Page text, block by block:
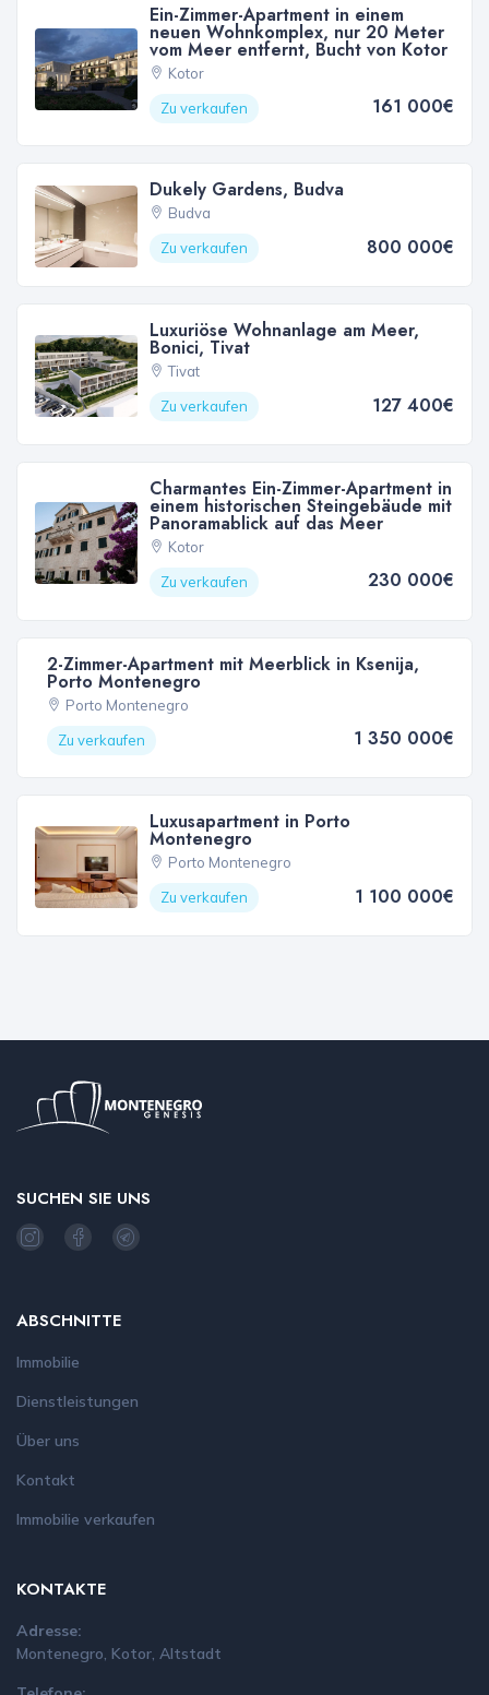
Ein-Zimmer-Apartment in einem
neuen Wohnkomplex, nur 20 Meter
vom Meer entfernt, Bucht von Kotor
Kotor
Zu verkaufen
161 000€
Dukely Gardens, Budva
Budva
Zu verkaufen
800 000€
Luxuriöse Wohnanlage am Meer,
Bonici, Tivat
Tivat
Zu verkaufen
127 400€
Charmantes Ein-Zimmer-Apartment in
einem historischen Steingebäude mit
Panoramablick auf das Meer
Kotor
Zu verkaufen
230 000€
2-Zimmer-Apartment mit Meerblick in Ksenija,
Porto Montenegro
Porto Montenegro
Zu verkaufen
1 350 000€
Luxusapartment in Porto
Montenegro
Porto Montenegro
Zu verkaufen
1 100 000€
SUCHEN SIE UNS
ABSCHNITTE
Immobilie
Dienstleistungen
Über uns
Kontakt
Immobilie verkaufen
KONTAKTE
Adresse:
Montenegro, Kotor, Altstadt